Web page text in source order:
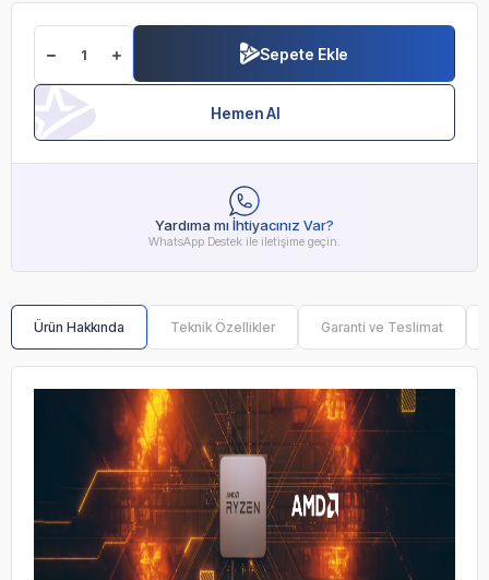
Sepete Ekle
Hemen Al
Yardıma mı İhtiyacınız Var?
WhatsApp Destek ile iletişime geçin.
Ürün Hakkında Teknik Özellikler Garanti ve Teslimat